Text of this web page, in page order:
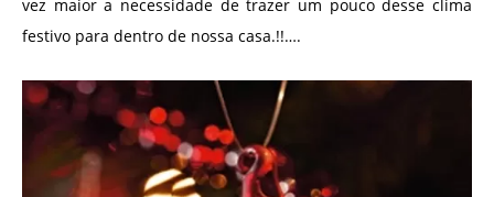
vez maior a necessidade de trazer um pouco desse clima
festivo para dentro de nossa casa.!!….